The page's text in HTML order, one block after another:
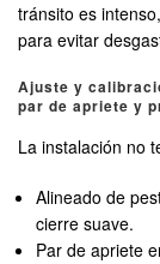
tránsito es
para evitar
Ajuste y
par de apriete y
La instalación no
Alineado de
cierre suave.
Par de apriete